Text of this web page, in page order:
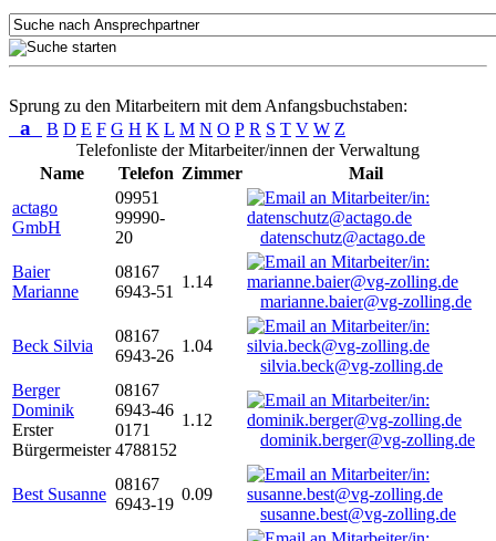
Sprung zu den Mitarbeitern mit dem Anfangsbuchstaben:
a B D E F G H K L M N O P R S T V W Z
Telefonliste der Mitarbeiter/innen der Verwaltung
Name
Telefon Zimmer
Mail
actago
GmbH
09951
99990-
20
datenschutz@actago.de
Baier
Marianne
08167
6943-51
1.14
marianne.baier@vg-zolling.de
Beck Silvia
08167
6943-26
1.04
silvia.beck@vg-zolling.de
Berger
Dominik
Erster
Bürgermeister
08167
6943-46
0171
4788152
1.12
dominik.berger@vg-zolling.de
Best Susanne
08167
6943-19
0.09
susanne.best@vg-zolling.de